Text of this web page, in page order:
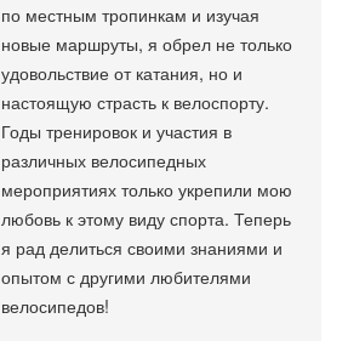
по местным тропинкам и изучая
новые маршруты, я обрел не только
удовольствие от катания, но и
настоящую страсть к велоспорту.
Годы тренировок и участия в
различных велосипедных
мероприятиях только укрепили мою
любовь к этому виду спорта. Теперь
я рад делиться своими знаниями и
опытом с другими любителями
велосипедов!